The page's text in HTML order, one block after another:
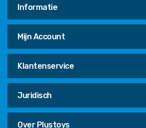
Informatie
Mijn Account
Klantenservice
Juridisch
Over Plustoys